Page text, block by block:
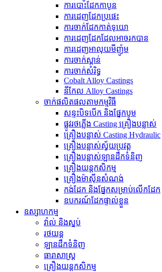
ការបោះដែកកាបូន
ការ​ដេញ​ដែក​ប្រផេះ
ការ​ចាក់​ដែក​កាត់​ទុយោ
ការ​ដេញ​ដែក​ដែល​អាច​រក​បាន​
ការ​ដេញ​អាលុយ​មីញ៉ូ​ម​
ការចាក់ស្ពាន់
ការចាក់សំរិទ្ធ
Cobalt Alloy Castings
នីកែល Alloy Castings
ចាក់ផលិតផលតាមកម្មវិធី
សន្ទះបិទបើក និងផ្នែកបូម
ផ្លូវរថភ្លើង Casting គ្រឿងបន្លាស់
គ្រឿងបន្លាស់ Casting Hydraulic
គ្រឿងបន្លាស់ស្វ័យប្រវត្ត
គ្រឿងបន្លាស់ឡានដឹកទំនិញ
គ្រឿងយន្តកសិកម្ម
គ្រឿងម៉ាស៊ីនសំណង់
កង់​ដែក និង​ផ្នែក​សម្រាប់​លើក​ដែក
ឧបករណ៍ដែកផ្ទាល់ខ្លួន
ឧស្សាហកម្ម
វ៉ាល់ និងស្នប់
រថយន្ត
ឡានដឹកទំនិញ
ធារាសាស្ត្រ
គ្រឿងយន្តកសិកម្ម